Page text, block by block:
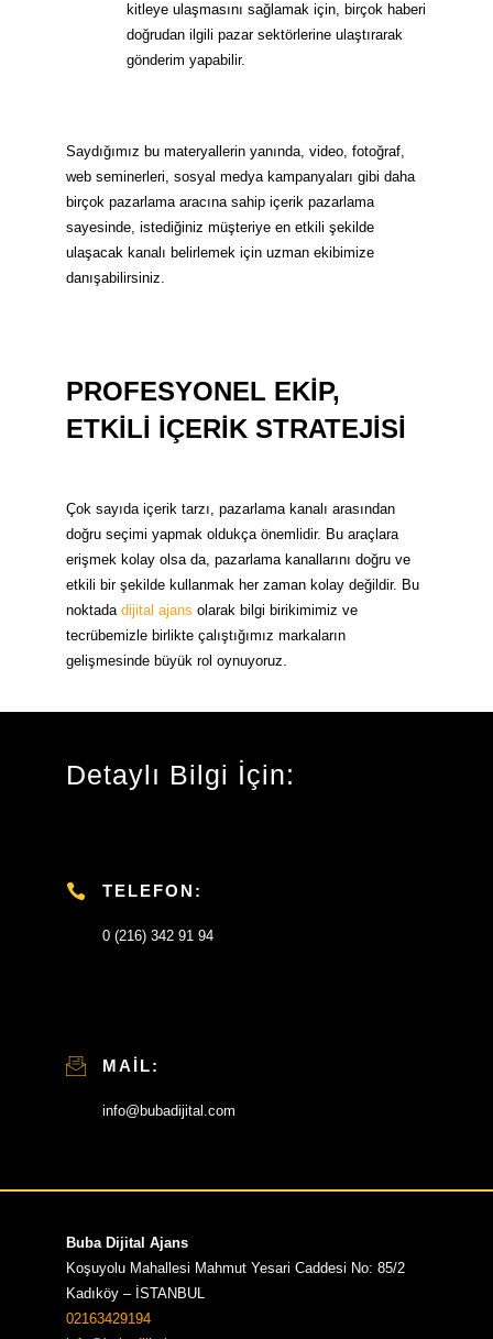
kitleye ulaşmasını sağlamak için, birçok haberi
doğrudan ilgili pazar sektörlerine ulaştırarak
gönderim yapabilir.
Saydığımız bu materyallerin yanında, video, fotoğraf,
web seminerleri, sosyal medya kampanyaları gibi daha
birçok pazarlama aracına sahip içerik pazarlama
sayesinde, istediğiniz müşteriye en etkili şekilde
ulaşacak kanalı belirlemek için uzman ekibimize
danışabilirsiniz.
PROFESYONEL EKİP,
ETKİLİ İÇERİK STRATEJİSİ
Çok sayıda içerik tarzı, pazarlama kanalı arasından
doğru seçimi yapmak oldukça önemlidir. Bu araçlara
erişmek kolay olsa da, pazarlama kanallarını doğru ve
etkili bir şekilde kullanmak her zaman kolay değildir. Bu
noktada dijital ajans olarak bilgi birikimimiz ve
tecrübemizle birlikte çalıştığımız markaların
gelişmesinde büyük rol oynuyoruz.
Detaylı Bilgi İçin:
TELEFON:
0 (216) 342 91 94
MAIL:
info@bubadijital.com
Buba Dijital Ajans
Koşuyolu Mahallesi Mahmut Yesari Caddesi No: 85/2
Kadıköy – İSTANBUL
02163429194